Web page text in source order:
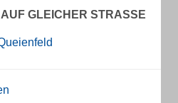
GLEICHER STRASSE